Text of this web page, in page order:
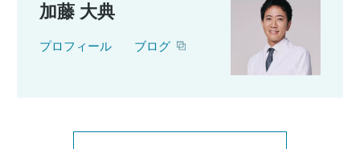
加藤 大典
プロフィール ブログ